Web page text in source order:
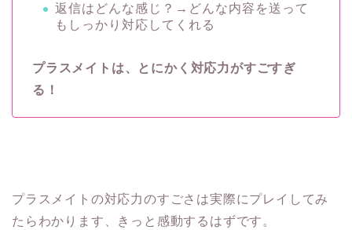
返信はどんな感じ？→どんな内容を送って
もしっかり対応してくれる
プラスメイトは、とにかく対応力がすごすぎ
る！
プラスメイトの対応力のすごさは実際にプレイしてみ
たらわかります、きっと感動するはずです。